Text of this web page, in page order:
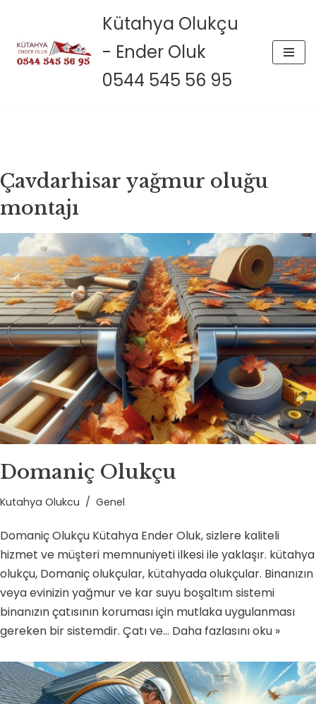
İçeriğe
geç
Kütahya Olukçu
- Ender Oluk
0544 545 56 95
Çavdarhisar yağmur oluğu
montajı
Domaniç Olukçu
Kutahya Olukcu Genel
Domaniç Olukçu Kütahya Ender Oluk, sizlere kaliteli
hizmet ve müşteri memnuniyeti ilkesi ile yaklaşır. kütahya
olukçu, Domaniç olukçular, kütahyada olukçular. Binanızın
veya evinizin yağmur ve kar suyu boşaltım sistemi
binanızın çatısının koruması için mutlaka uygulanması
gereken bir sistemdir. Çatı ve… Daha fazlasını oku »